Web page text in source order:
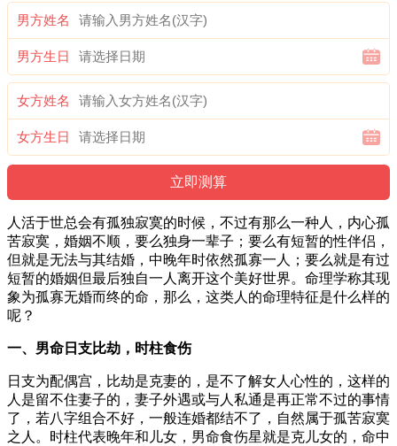
男方姓名
男方生日
女方姓名
女方生日
人活于世总会有孤独寂寞的时候，不过有那么一种人，内心孤
苦寂寞，婚姻不顺，要么独身一辈子；要么有短暂的性伴侣，
但就是无法与其结婚，中晚年时依然孤寡一人；要么就是有过
短暂的婚姻但最后独自一人离开这个美好世界。命理学称其现
象为孤寡无婚而终的命，那么，这类人的命理特征是什么样的
呢？
一、男命日支比劫，时柱食伤
日支为配偶宫，比劫是克妻的，是不了解女人心性的，这样的
人是留不住妻子的，妻子外遇或与人私通是再正常不过的事情
了，若八字组合不好，一般连婚都结不了，自然属于孤苦寂寞
之人。时柱代表晚年和儿女，男命食伤星就是克儿女的，命中